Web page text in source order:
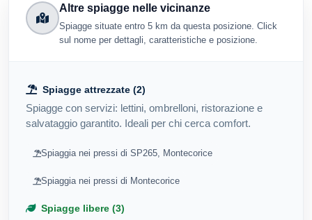
Altre spiagge nelle vicinanze
Spiagge situate entro 5 km da questa posizione. Click
sul nome per dettagli, caratteristiche e posizione.
Spiagge attrezzate (2)
Spiagge con servizi: lettini, ombrelloni, ristorazione e
salvataggio garantito. Ideali per chi cerca comfort.
Spiaggia nei pressi di SP265, Montecorice
Spiaggia nei pressi di Montecorice
Spiagge libere (3)